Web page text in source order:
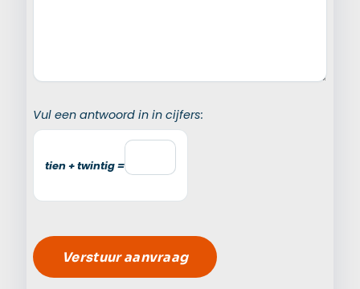
Vul een antwoord in in cijfers:
tien + twintig =